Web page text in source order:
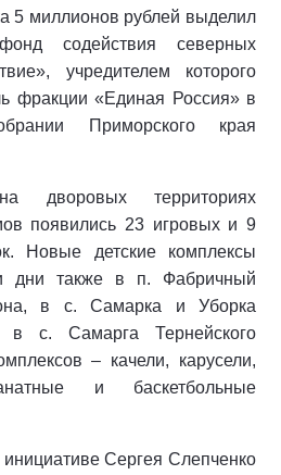
5 миллионов рублей выделил
фонд содействия северных
учредителем которого
фракции «Единая Россия» в
Приморского края
дворовых территориях
появились 23 игровых и 9
Новые детские комплексы
дни также в п. Фабричный
в с. Самарка и Уборка
в с. Самарга Тернейского
– качели, карусели,
и баскетбольные
инициативе Сергея Слепченко